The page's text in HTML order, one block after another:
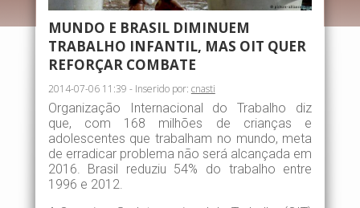
MUNDO E BRASIL DIMINUEM
TRABALHO INFANTIL, MAS OIT QUER
REFORÇAR COMBATE
2014-07-06 11:39 - Inserido por: cnasti
Organização Internacional do Trabalho diz
que, com 168 milhões de crianças e
adolescentes que trabalham no mundo, meta
de erradicar problema não será alcançada em
2016. Brasil reduziu 54% do trabalho entre
1996 e 2012.